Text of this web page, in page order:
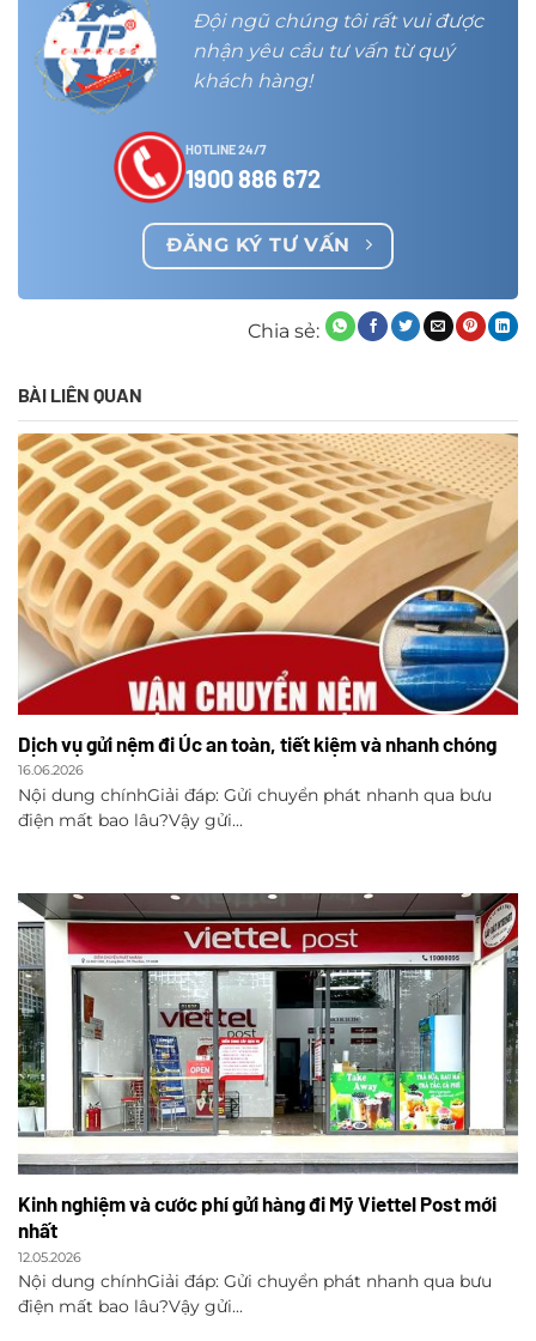
Đội ngũ chúng tôi rất vui được
nhận yêu cầu tư vấn từ quý
khách hàng!
HOTLINE 24/7
1900 886 672
ĐĂNG KÝ TƯ VẤN
Chia sẻ:
BÀI LIÊN QUAN
Dịch vụ gửi nệm đi Úc an toàn, tiết kiệm và nhanh chóng
16.06.2026
Nội dung chínhGiải đáp: Gửi chuyển phát nhanh qua bưu
điện mất bao lâu?Vậy gửi...
Kinh nghiệm và cước phí gửi hàng đi Mỹ Viettel Post mới
nhất
12.05.2026
Nội dung chínhGiải đáp: Gửi chuyển phát nhanh qua bưu
điện mất bao lâu?Vậy gửi...